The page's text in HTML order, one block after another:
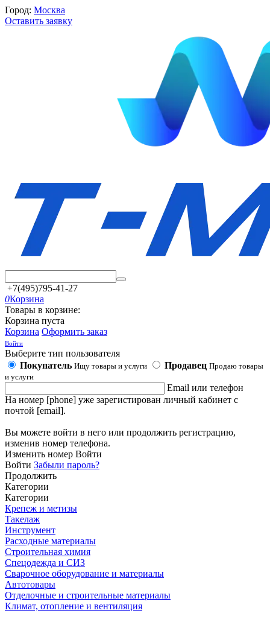
Город: Москва
Оставить заявку
+7(495)795-41-27
0Корзина
Товары в корзине:
Корзина пуста
Корзина Оформить заказ
Войти
Выберите тип пользователя
Покупатель Ищу товары и услуги Продавец Продаю товары
и услуги
Email или телефон
На номер [phone] уже зарегистирован личный кабинет с
почтой [email].
Вы можете войти в него или продолжить регистрацию,
изменив номер телефона.
Изменить номер Войти
Войти Забыли пароль?
Продолжить
Категории
Категории
Крепеж и метизы
Такелаж
Инструмент
Расходные материалы
Строительная химия
Спецодежда и СИЗ
Сварочное оборудование и материалы
Автотовары
Отделочные и строительные материалы
Климат, отопление и вентиляция